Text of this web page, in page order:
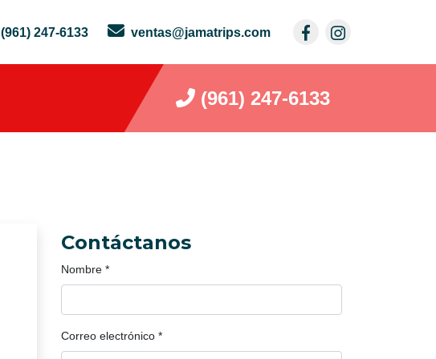
(961) 247-6133 ventas@jamatrips.com
(961) 247-6133
Contáctanos
Nombre *
Correo electrónico *